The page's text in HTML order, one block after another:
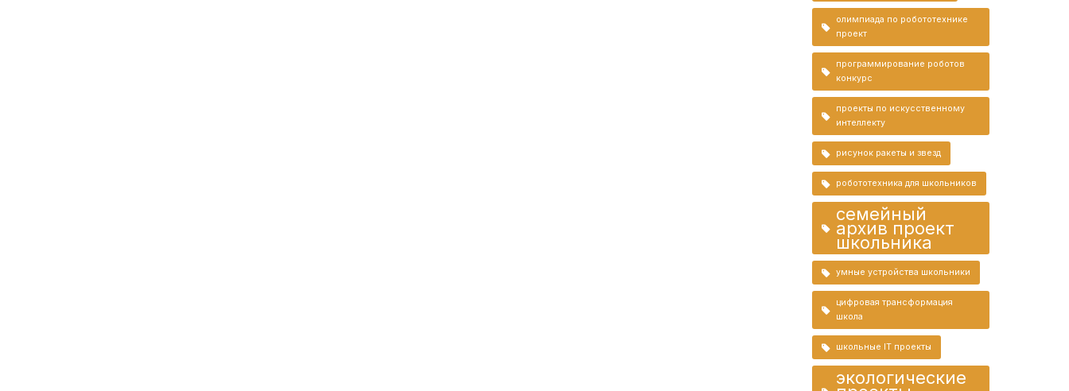
олимпиада по робототехнике
проект
программирование роботов
конкурс
проекты по искусственному
интеллекту
рисунок ракеты и звезд
робототехника для школьников
семейный
архив проект
школьника
умные устройства школьники
цифровая трансформация
школа
школьные IT проекты
экологические